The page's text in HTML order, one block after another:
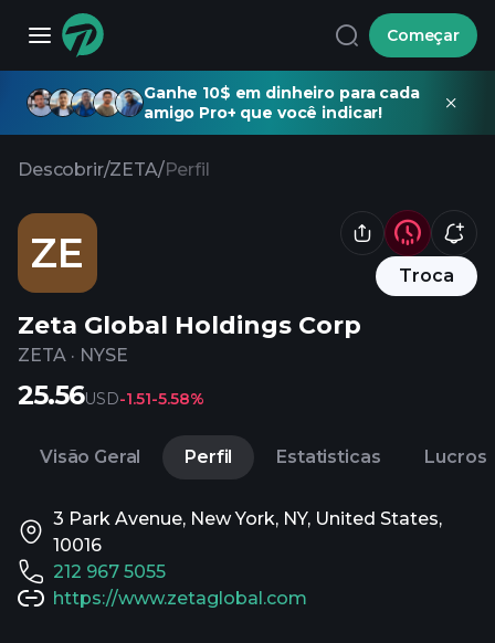
Começar
Ganhe 10$ em dinheiro para cada
amigo Pro+ que você indicar!
Descobrir/ZETA/Perfil
ZE Troca
Zeta Global Holdings Corp
ZETA · NYSE
25.56USD-1.51-5.58%
Visão Geral Perfil Estatisticas Lucros
3 Park Avenue, New York, NY, United States,
10016
212 967 5055
https://www.zetaglobal.com